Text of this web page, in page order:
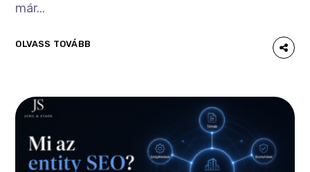
már...
OLVASS TOVÁBB